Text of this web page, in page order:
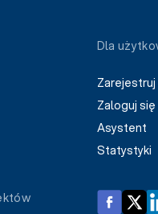
Dla
Zarejestruj
Zaloguj się
Asystent
Statystyki